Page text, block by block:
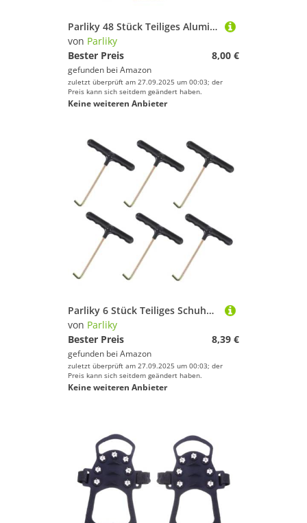
Parliky 48 Stück Teiliges Aluminiumlegierung Track Spikes Klein Leicht Schraubbar Ersatznägel Für Sportschuhe Für Männer Training Und Wettkampf
von Parliky
Bester Preis
8,00 €
gefunden bei Amazon
zuletzt überprüft am 27.09.2025 um 00:03; der
Preis kann sich seitdem geändert haben.
Keine weiteren Anbieter
Parliky 6 Stück Teiliges Schuhband Spanner Schnürsenkel Spanner für Sport Schlittschuhe Schnelle Einfache Schnürsenkel Anpassung Praktisches Werkzeug für Hockey Rollschuhe
von Parliky
Bester Preis
8,39 €
gefunden bei Amazon
zuletzt überprüft am 27.09.2025 um 00:03; der
Preis kann sich seitdem geändert haben.
Keine weiteren Anbieter